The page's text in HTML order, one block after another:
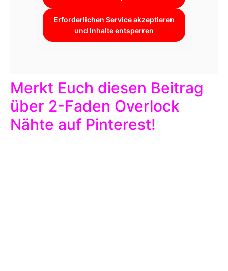
Erforderlichen Service akzeptieren
und Inhalte entsperren
Merkt Euch diesen Beitrag
über 2-Faden Overlock
Nähte auf Pinterest!